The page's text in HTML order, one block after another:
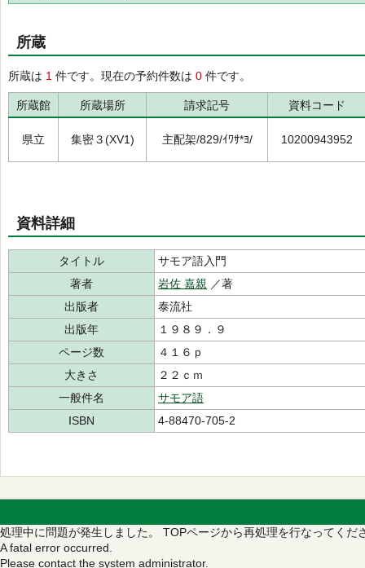
所蔵
所蔵は 1 件です。現在の予約件数は 0 件です。
所蔵館 所蔵場所 請求記号 資料コード
県立 集密３(XV1) 主配架/829/ｲﾜｻ*ﾖ/ 10200943952
資料詳細
タイトル
サモア語入門
著者
岩佐 嘉親 ／著
出版者
泰流社
出版年
１９８９．９
ページ数
４１６ｐ
大きさ
２２ｃｍ
一般件名
サモア語
ISBN
4-88470-705-2
処理中に問題が発生しました。 TOPページから再処理を行なってくだ
A fatal error occurred.
Please contact the system administrator.